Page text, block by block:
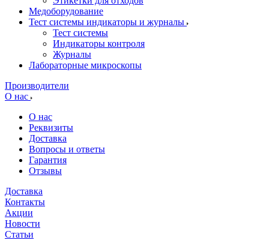
Медоборудование
Тест системы индикаторы и журналы
Тест системы
Индикаторы контроля
Журналы
Лабораторные микроскопы
Производители
О нас
О нас
Реквизиты
Доставка
Вопросы и ответы
Гарантия
Отзывы
Доставка
Контакты
Акции
Новости
Cтатьи